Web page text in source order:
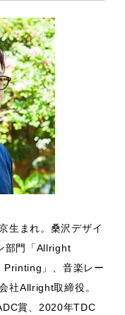
生まれ。桑沢デザイ
部門「Allright
」、音楽レー
社Allright取締役。
賞、2020年TDC